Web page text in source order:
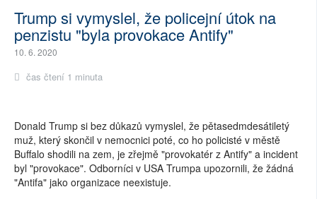
Trump si vymyslel, že policejní útok na
penzistu "byla provokace Antify"
10. 6. 2020
čas čtení 1 minuta
Donald Trump si bez důkazů vymyslel, že pětasedmdesátiletý
muž, který skončil v nemocnici poté, co ho policisté v městě
Buffalo shodili na zem, je zřejmě "provokatér z Antify" a incident
byl "provokace". Odborníci v USA Trumpa upozornili, že žádná
"Antifa" jako organizace neexistuje.